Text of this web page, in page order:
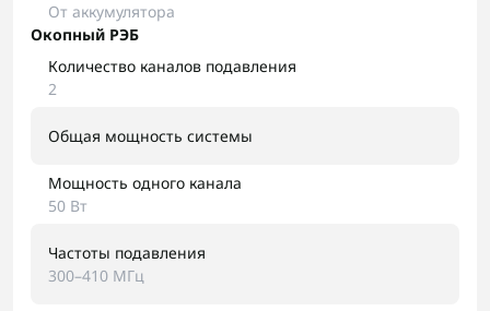
От аккумулятора
Окопный РЭБ
Количество каналов подавления
2
Общая мощность системы
Мощность одного канала
50 Вт
Частоты подавления
300–410 МГц